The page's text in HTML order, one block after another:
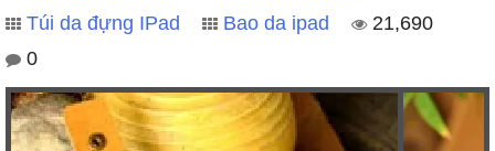
Túi da đựng IPad
Bao da ipad
21,690
0